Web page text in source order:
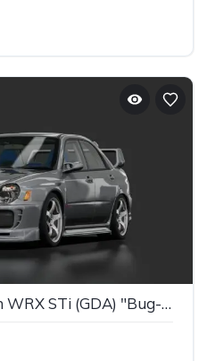
Subaru Impreza Sedan WRX STi (GDA) "Bug-eye" Street Look